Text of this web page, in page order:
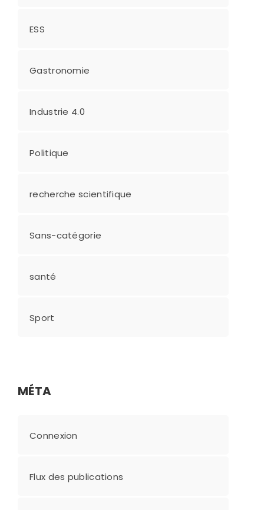
ESS
Gastronomie
Industrie 4.0
Politique
recherche scientifique
Sans-catégorie
santé
Sport
MÉTA
Connexion
Flux des publications